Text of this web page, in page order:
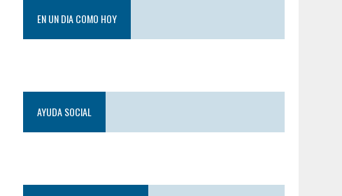
EN UN DIA COMO HOY
AYUDA SOCIAL